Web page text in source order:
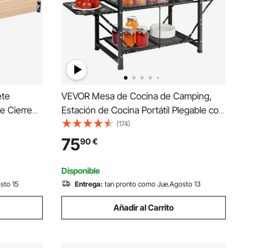
Cierre
de
y
15
VEVOR Mesa de Cocina de Camping,
Estación de Cocina Portátil Plegable con
Bolsa de Transporte, Mesa de Camping
de Aluminio de 126 x 46 x 81 cm para
Pícnics al Aire libre, Barbacoas, Camping
(174)
7590€
Disponible
Entrega: tan pronto como Jue.Agosto 13
Añadir al Carrito